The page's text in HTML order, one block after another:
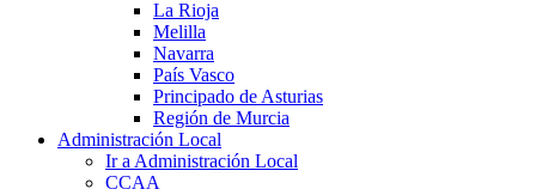
La Rioja
Melilla
Navarra
País Vasco
Principado de Asturias
Región de Murcia
Administración Local
Ir a Administración Local
CCAA